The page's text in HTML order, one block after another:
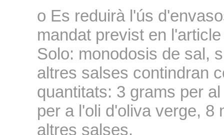
o Es reduirà l'ús
mandat previst en
Solo: monodosis de sal,
altres salses contindran
quantitats: 3 grams per
per a l'oli d'oliva verge, 8
altres salses.